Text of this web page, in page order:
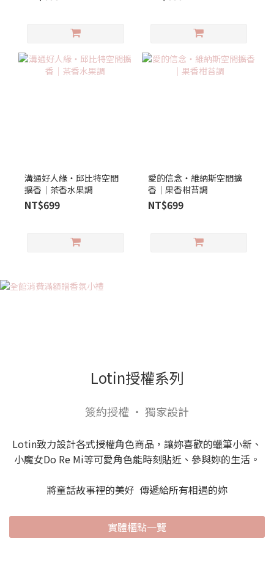
溝通好人緣‧邱比特空間
擴香│茶香水果調
NT$699
愛的信念‧維納斯空間擴
香｜果香柑苔調
NT$699
Lotin授權系列
簽約授權 ‧ 獨家設計
Lotin致力設計各式授權角色商品，讓妳喜歡的蠟筆小新、
小魔女Do Re Mi等可愛角色能時刻貼近、參與妳的生活。
將童話故事裡的美好 傳遞給所有相遇的妳
實體櫃點一覽